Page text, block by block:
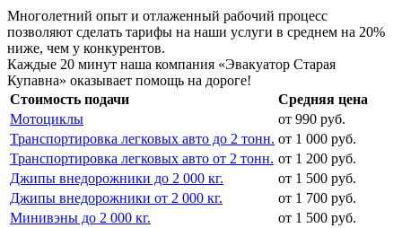
Многолетний опыт и отлаженный рабочий процесс
позволяют сделать тарифы на наши услуги в среднем на 20%
ниже, чем у конкурентов.
Каждые 20 минут наша компания «Эвакуатор Старая
Купавна» оказывает помощь на дороге!
Стоимость подачи
Средняя цена
Мотоциклы
от 990 руб.
Транспортировка легковых авто до 2 тонн. от 1 000 руб.
Транспортировка легковых авто от 2 тонн. от 1 200 руб.
Джипы внедорожники до 2 000 кг.
от 1 500 руб.
Джипы внедорожники от 2 000 кг.
от 1 700 руб.
Минивэны до 2 000 кг.
от 1 500 руб.